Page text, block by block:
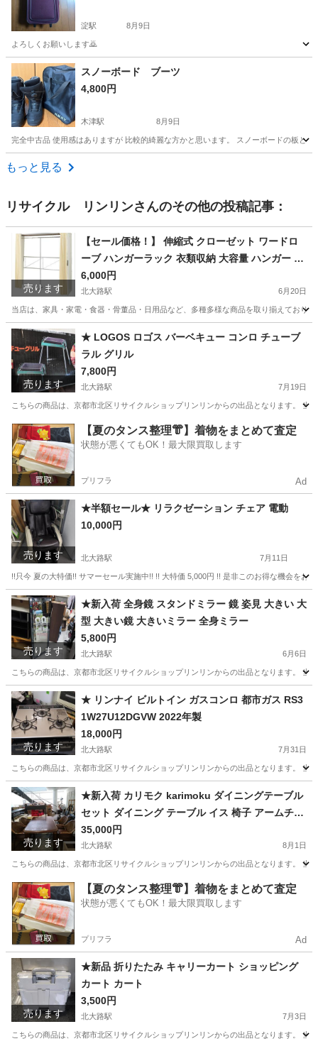
淀駅 8月9日
よろしくお願いします🙇
京都 京都市 淀駅 バッグ
スノーボード ブーツ
4,800円
木津駅 8月9日
完全中古品 使用感はありますが 比較的綺麗な方かと思います。 スノーボードの板と
京都 木津川市
もっと見る
リサイクル リンリンさんのその他の投稿記事：
売ります
【セール価格！】 伸縮式 クローゼット ワードロ
ーブ ハンガーラック 衣類収納 大容量 ハンガー 掛
け
6,000円
北大路駅 6月20日
当店は、家具・家電・食器・骨董品・日用品など、多種多様な商品を取り揃えており
京都 京都市 収納家具 ワードローブ
売ります
★ LOGOS ロゴス バーベキュー コンロ チューブ
ラル グリル
7,800円
北大路駅 7月19日
こちらの商品は、京都市北区リサイクルショップリンリンからの出品となります。
京都 京都市 北大路駅 家具 チューブラル
【夏のタンス整理👘】着物をまとめて査定
状態が悪くてもOK！最大限買取します
プリフラ Ad
売ります
★半額セール★ リラクゼーション チェア 電動
10,000円
北大路駅 7月11日
!!只今 夏の大特価!! サマーセール実施中!! !! 大特価 5,000円 !! 是非このお得な機会を
京都 京都市 北大路駅 家具 電動
売ります
★新入荷 全身鏡 スタンドミラー 鏡 姿見 大きい 大
型 大きい鏡 大きいミラー 全身ミラー
5,800円
北大路駅 6月6日
こちらの商品は、京都市北区リサイクルショップリンリンからの出品となります。
京都 京都市 北大路駅 ミラー/鏡 ミラー
売ります
★ リンナイ ビルトイン ガスコンロ 都市ガス RS3
1W27U12DGVW 2022年製
18,000円
北大路駅 7月31日
こちらの商品は、京都市北区リサイクルショップリンリンからの出品となります。
京都 京都市 北大路駅 家具
売ります
★新入荷 カリモク karimoku ダイニングテーブル
セット ダイニング テーブル イス 椅子 アームチェ
ア ベントウッド 曲げ木 ラタン 籐
35,000円
北大路駅 8月1日
こちらの商品は、京都市北区リサイクルショップリンリンからの出品となります。
京都 京都市 北大路駅 ダイニングセット
【夏のタンス整理👘】着物をまとめて査定
状態が悪くてもOK！最大限買取します
プリフラ Ad
売ります
★新品 折りたたみ キャリーカート ショッピング
カート カート
3,500円
北大路駅 7月3日
こちらの商品は、京都市北区リサイクルショップリンリンからの出品となります。